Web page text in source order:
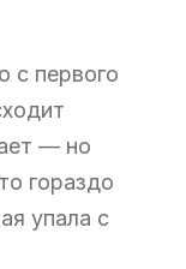
с первого
— но
гораздо
упала с